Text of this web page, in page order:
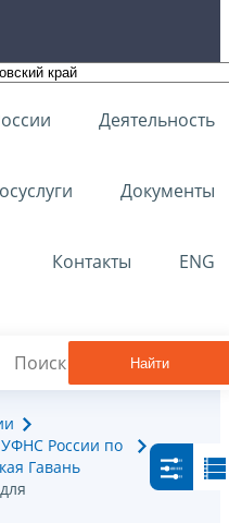
Деятельность
Документы
Контакты ENG
Найти
России по
Гавань